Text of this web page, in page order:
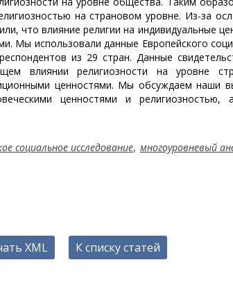
на страновом уровне. Из-за
что влияние религии на индивидуальные
Мы использовали данные Европейского
из 29 стран. Данные
влиянии религиозности на уровне
ценностями. Мы обсуждаем наши
ценностями и религиозностью,
социальное исследование, многоуровневый
XML К списку статей